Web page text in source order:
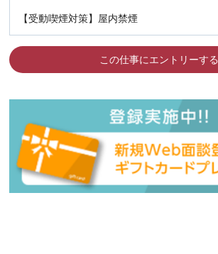
【受動喫煙対策】屋内禁煙
この仕事にエントリーする